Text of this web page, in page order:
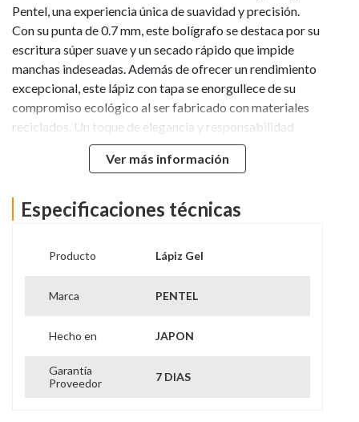
Pentel, una experiencia única de suavidad y precisión.
Con su punta de 0.7 mm, este bolígrafo se destaca por su
escritura súper suave y un secado rápido que impide
manchas indeseadas. Además de ofrecer un rendimiento
excepcional, este lápiz con tapa se enorgullece de su
compromiso ecológico al ser fabricado con materiales
reciclados. Un toque de elegancia y responsabilidad
ambiental en cada trazo, haciendo del Pentel la elección
perfecta para tus momentos creativos y sostenibles.
Ver más información
Especificaciones técnicas
Producto Lápiz Gel
Marca PENTEL
Hecho en JAPON
Garantía
Proveedor
7 DIAS